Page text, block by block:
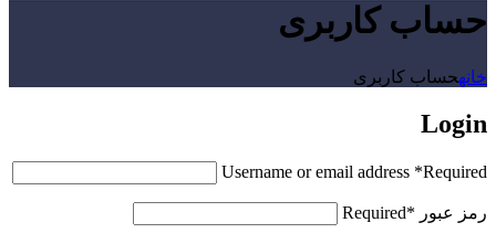
حساب کاربری
خانهحساب کاربری
Login
Username or email address *Required
رمز عبور *
Required